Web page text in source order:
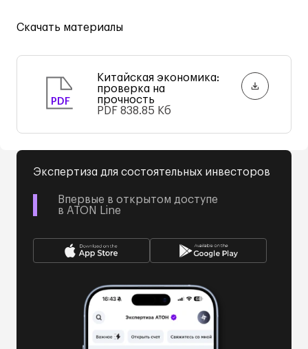
Скачать материалы
PDF
Китайская экономика:
проверка на
прочность
PDF 838.85 Кб
Экспертиза для состоятельных инвесторов
Впервые в открытом доступе
в ATON Line